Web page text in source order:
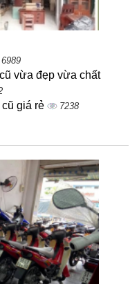
6989
vừa đẹp vừa chất
giá rẻ 7238